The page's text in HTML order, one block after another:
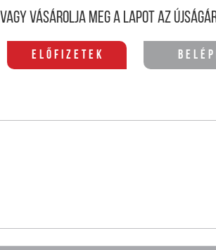
Vagy vásárolja meg a lapot az
Előfizetek